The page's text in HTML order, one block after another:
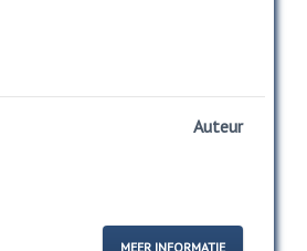
Auteur
MEER INFORMATIE